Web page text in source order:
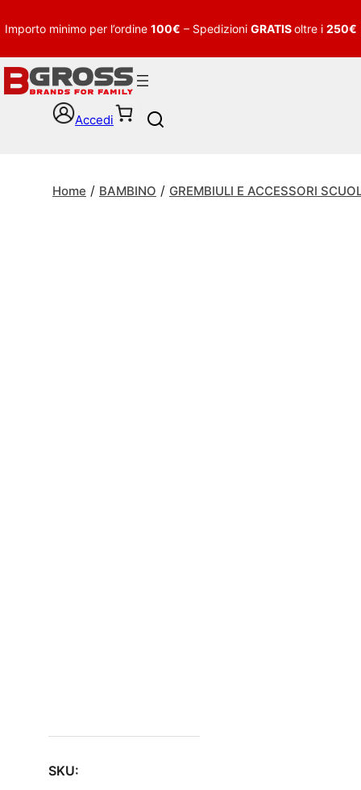
Importo minimo per l’ordine 100€ – Spedizioni GRATISoltre i 250€
Accedi
c
Home / BAMBINO / GREMBIULI E ACCESSORI
SKU: